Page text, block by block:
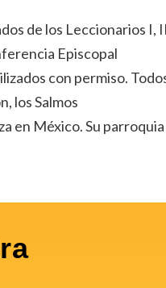
de los Leccionarios I, II
Episcopal
con permiso.
los Salmos
en México. Su parroquia